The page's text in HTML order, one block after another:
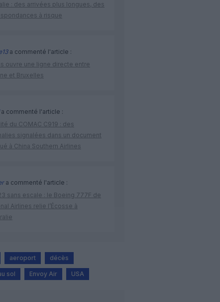
: des arrivées plus longues, des
à risque
a commenté l'article :
ouvre une ligne directe entre
et Bruxelles
a commenté l'article :
du COMAC C919 : des
signalées dans un document
à China Southern Airlines
a commenté l'article :
sans escale : le Boeing 777F de
Airlines relie l’Écosse à
aeroport décès
sol Envoy Air USA